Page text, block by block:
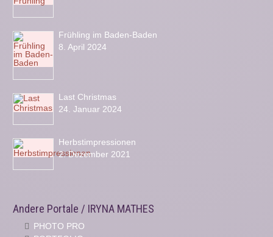
Frühling im Baden-Baden
8. April 2024
Last Christmas
24. Januar 2024
Herbstimpressionen
2. Dezember 2021
Andere Portale / IRYNA MATHES
PHOTO PRO